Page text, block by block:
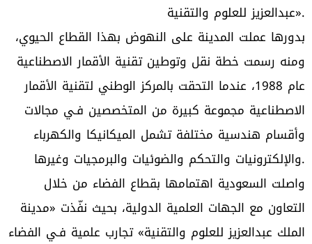
عبدالعزيز للعلوم والتقنية».
ومنه رسمت خطة نقل وتوطين تقنية الأقمار الاصطناعية
عام 1988، عندما التحقت بالمركز الوطني لتقنية الأقمار
الاصطناعية مجموعة كبيرة من المتخصصين فـي مجالات
وأقسام هندسية مختلفة تشمل الميكانيكا والكهرباء
والإلكترونيات والتحكم والضوئيات والبرمجيات وغيرها.
واصلت السعودية اهتمامها بقطاع الفضاء من خلال
التعاون مع الجهات العلمية الدولية، بحيث نفّذت «مدينة
الملك عبدالعزيز للعلوم والتقنية» تجارب علمية فـي الفضاء